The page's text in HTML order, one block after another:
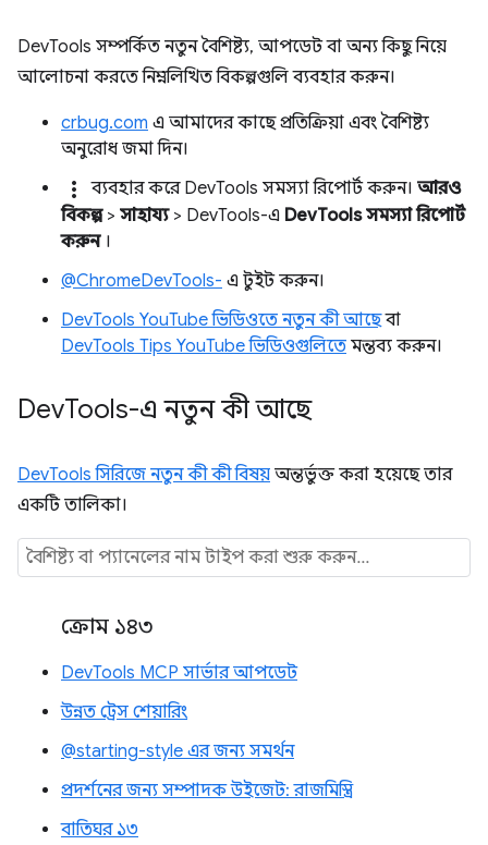
DevTools সম্পর্কিত নতুন বৈশিষ্ট্য, আপডেট বা অন্য কিছু নিয়ে
আলোচনা করতে নিম্নলিখিত বিকল্পগুলি ব্যবহার করুন।
crbug.com এ আমাদের কাছে প্রতিক্রিয়া এবং বৈশিষ্ট্য
অনুরোধ জমা দিন।
more_vert ব্যবহার করে DevTools সমস্যা রিপোর্ট করুন। আরও
বিকল্প> সাহায্য> DevTools-এ DevTools সমস্যা রিপোর্ট
করুন।
@ChromeDevTools- এ টুইট করুন।
DevTools YouTube ভিডিওতে নতুন কী আছেবা
DevTools Tips YouTube ভিডিওগুলিতে মন্তব্য করুন।
DevTools-এ নতুন কী আছে
DevTools সিরিজে নতুন কী কী বিষয় অন্তর্ভুক্ত করা হয়েছে তার
একটি তালিকা।
ক্রোম ১৪৩
DevTools MCP সার্ভার আপডেট
উন্নত ট্রেস শেয়ারিং
@starting-style এর জন্য সমর্থন
প্রদর্শনের জন্য সম্পাদক উইজেট: রাজমিস্ত্রি
বাতিঘর ১৩